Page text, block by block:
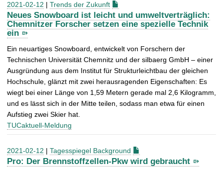
h
:
2021-02-12 | Trends der Zukunft
Neues Snowboard ist leicht und umweltverträglich:
Chemnitzer Forscher setzen eine spezielle Technik
ein
Ein neuartiges Snowboard, entwickelt von Forschern der
Technischen Universität Chemnitz und der silbaerg GmbH – einer
Ausgründung aus dem Institut für Strukturleichtbau der gleichen
Hochschule, glänzt mit zwei herausragenden Eigenschaften: Es
wiegt bei einer Länge von 1,59 Metern gerade mal 2,6 Kilogramm,
und es lässt sich in der Mitte teilen, sodass man etwa für einen
Aufstieg zwei Skier hat.
TUCaktuell-Meldung
2021-02-12 | Tagesspiegel Background
Pro: Der Brennstoffzellen-Pkw wird gebraucht